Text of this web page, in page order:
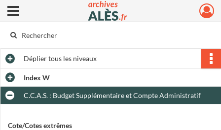
Archives municipales d'Alès
Ouvrir le menu déroulant
Dépliertous les niveaux
Index W
C.C.A.S. : Budget Supplémentaire et Compte Administratif
Cote/Cotes extrêmes